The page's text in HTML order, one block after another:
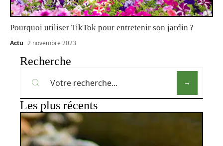
Pourquoi utiliser TikTok pour entretenir son jardin ?
Actu 2 novembre 2023
Recherche
Les plus récents